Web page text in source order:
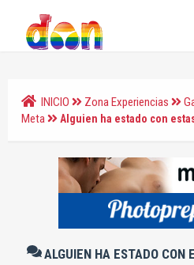
INICIO Zona Experiencias
Meta
Alguien ha estado con
ALGUIEN HA ESTADO CON